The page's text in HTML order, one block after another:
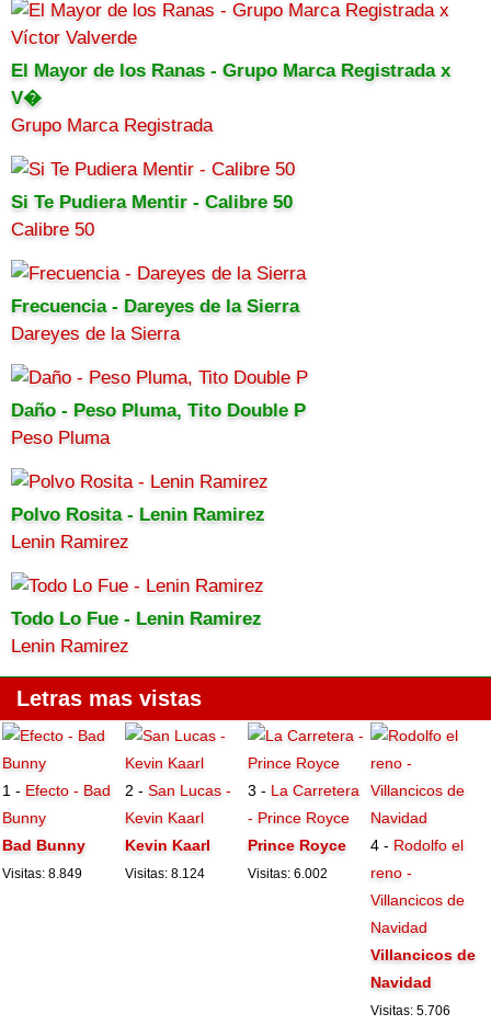
El Mayor de los Ranas - Grupo Marca Registrada x
V�
Grupo Marca Registrada
Si Te Pudiera Mentir - Calibre 50
Calibre 50
Frecuencia - Dareyes de la Sierra
Dareyes de la Sierra
Daño - Peso Pluma, Tito Double P
Peso Pluma
Polvo Rosita - Lenin Ramirez
Lenin Ramirez
Todo Lo Fue - Lenin Ramirez
Lenin Ramirez
Letras mas vistas
1 - Efecto - Bad
Bunny
Bad Bunny
Visitas: 8.849
2 -San Lucas -
Kevin Kaarl
Kevin Kaarl
Visitas: 8.124
3 - La Carretera
- Prince Royce
Prince Royce
Visitas: 6.002
4 - Rodolfo el
reno -
Villancicos de
Navidad
Villancicos de
Navidad
Visitas: 5.706